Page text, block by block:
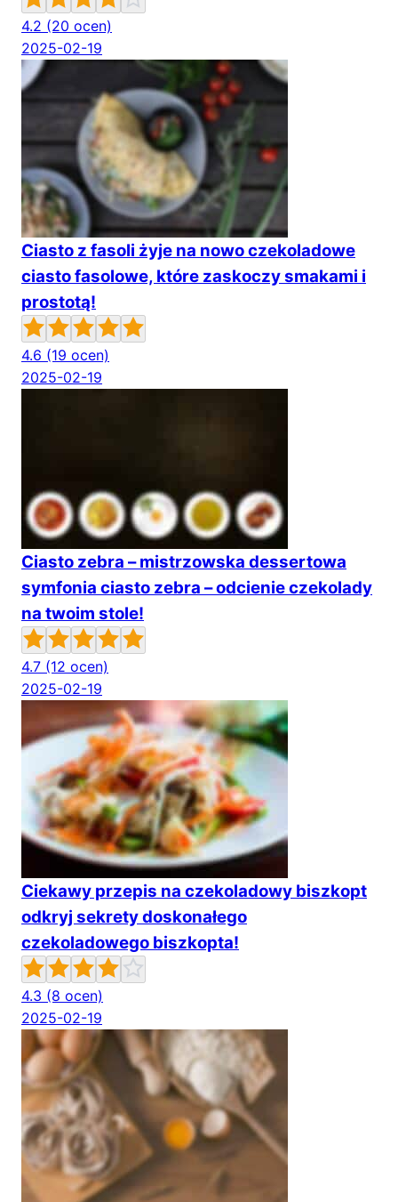
4.2 (20 ocen)
2025-02-19
Ciasto z fasoli żyje na nowo czekoladowe
ciasto fasolowe, które zaskoczy smakami i
prostotą!
4.6 (19 ocen)
2025-02-19
Ciasto zebra – mistrzowska dessertowa
symfonia ciasto zebra – odcienie czekolady
na twoim stole!
4.7 (12 ocen)
2025-02-19
Ciekawy przepis na czekoladowy biszkopt
odkryj sekrety doskonałego
czekoladowego biszkopta!
4.3 (8 ocen)
2025-02-19